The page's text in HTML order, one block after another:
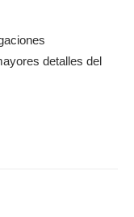
detalles del